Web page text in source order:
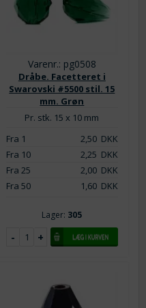
Varenr.: pg0508
Dråbe. Facetteret i
Swarovski #5500 stil. 15
mm. Grøn
Pr. stk. 15 x 10 mm
Fra 1
2,50DKK
Fra 10
2,25 DKK
Fra 25
2,00DKK
Fra 50
1,60DKK
Lager: 305